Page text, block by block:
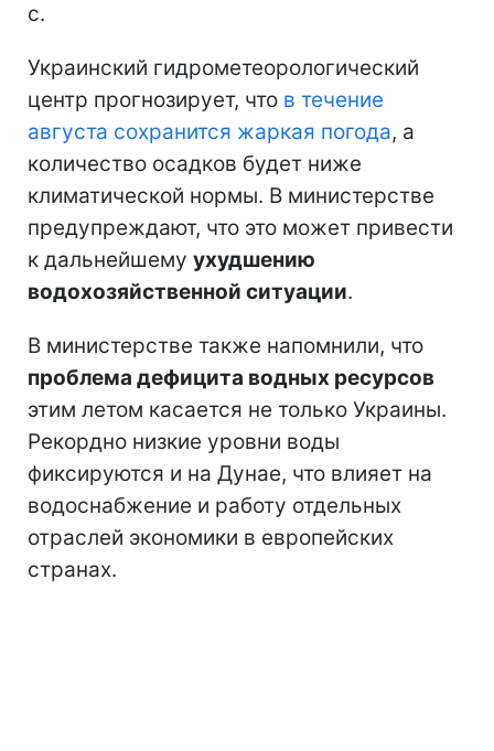
с.
Украинский гидрометеорологический
центр прогнозирует, что в течение
августа сохранится жаркая погода, а
количество осадков будет ниже
климатической нормы. В министерстве
предупреждают, что это может привести
к дальнейшему ухудшению
водохозяйственной ситуации.
В министерстве также напомнили, что
проблема дефицита водных ресурсов
этим летом касается не только Украины.
Рекордно низкие уровни воды
фиксируются и на Дунае, что влияет на
водоснабжение и работу отдельных
отраслей экономики в европейских
странах.